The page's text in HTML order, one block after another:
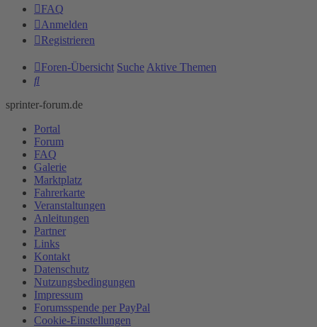
FAQ
Anmelden
Registrieren
Foren-Übersicht Suche Aktive Themen
Suche
sprinter-forum.de
Portal
Forum
FAQ
Galerie
Marktplatz
Fahrerkarte
Veranstaltungen
Anleitungen
Partner
Links
Kontakt
Datenschutz
Nutzungsbedingungen
Impressum
Forumsspende per PayPal
Cookie-Einstellungen